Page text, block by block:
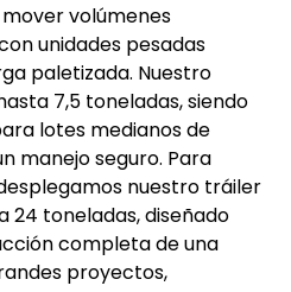
volúmenes
unidades pesadas
paletizada. Nuestro
7,5 toneladas, siendo
lotes medianos de
manejo seguro. Para
nuestro tráiler
24 toneladas, diseñado
completa de una
proyectos,